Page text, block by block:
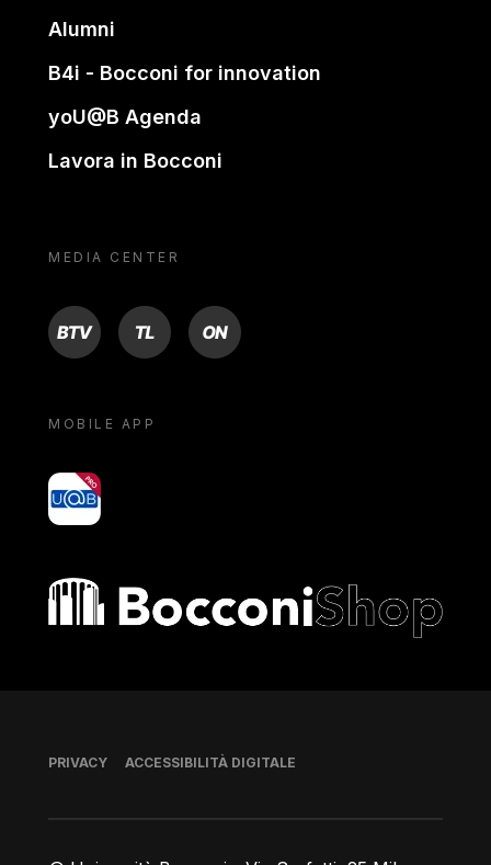
Alumni
B4i - Bocconi for innovation
yoU@B Agenda
Lavora in Bocconi
MEDIA CENTER
BTV TL ON
MOBILE APP
yoU@B
Bocconi shop
Piè di pagina
PRIVACY ACCESSIBILITÀ DIGITALE